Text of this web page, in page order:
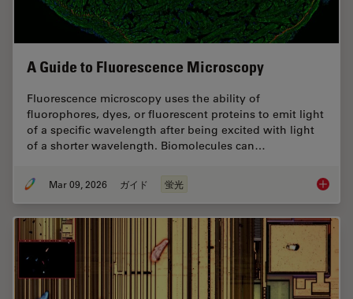
A Guide to Fluorescence Microscopy
Fluorescence microscopy uses the ability of
fluorophores, dyes, or fluorescent proteins to emit light
of a specific wavelength after being excited with light
of a shorter wavelength. Biomolecules can…
Mar 09, 2026 ガイド 蛍光 A